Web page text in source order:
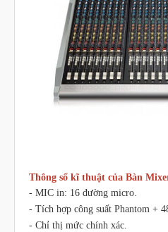
Thông số kĩ thuật của Bàn
- MIC in: 16 đường micro.
- Tích hợp công suất Phantom +
- Chỉ thị mức chính xác.